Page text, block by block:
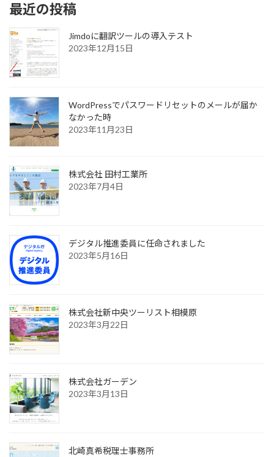
最近の投稿
Jimdoに翻訳ツールの導入テスト
2023年12月15日
WordPressでパスワードリセットのメールが届か
なかった時
2023年11月23日
株式会社 田村工業所
2023年7月4日
デジタル推進委員に任命されました
2023年5月16日
株式会社新中央ツーリスト相模原
2023年3月22日
株式会社ガーデン
2023年3月13日
北崎真希税理士事務所